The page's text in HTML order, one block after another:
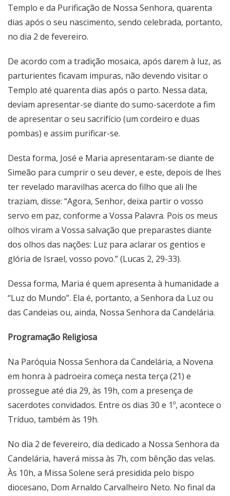
Templo e da Purificação de Nossa Senhora, quarenta
dias após o seu nascimento, sendo celebrada, portanto,
no dia 2 de fevereiro.
De acordo com a tradição mosaica, após darem à luz, as
parturientes ficavam impuras, não devendo visitar o
Templo até quarenta dias após o parto. Nessa data,
deviam apresentar-se diante do sumo-sacerdote a fim
de apresentar o seu sacrifício (um cordeiro e duas
pombas) e assim purificar-se.
Desta forma, José e Maria apresentaram-se diante de
Simeão para cumprir o seu dever, e este, depois de lhes
ter revelado maravilhas acerca do filho que ali lhe
traziam, disse: “Agora, Senhor, deixa partir o vosso
servo em paz, conforme a Vossa Palavra. Pois os meus
olhos viram a Vossa salvação que preparastes diante
dos olhos das nações: Luz para aclarar os gentios e
glória de Israel, vosso povo.” (Lucas 2, 29-33).
Dessa forma, Maria é quem apresenta à humanidade a
“Luz do Mundo”. Ela é, portanto, a Senhora da Luz ou
das Candeias ou, ainda, Nossa Senhora da Candelária.
Programação Religiosa
Na Paróquia Nossa Senhora da Candelária, a Novena
em honra à padroeira começa nesta terça (21) e
prossegue até dia 29, às 19h, com a presença de
sacerdotes convidados. Entre os dias 30 e 1º, acontece o
Tríduo, também às 19h.
No dia 2 de fevereiro, dia dedicado a Nossa Senhora da
Candelária, haverá missa às 7h, com bênção das velas.
Às 10h, a Missa Solene será presidida pelo bispo
diocesano, Dom Arnaldo Carvalheiro Neto. No final da